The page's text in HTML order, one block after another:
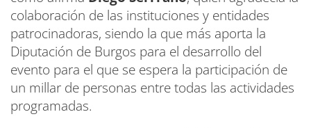
colaboración de las instituciones y entidades
patrocinadoras, siendo la que más aporta la
Diputación de Burgos para el desarrollo del
evento para el que se espera la participación de
un millar de personas entre todas las actividades
programadas.